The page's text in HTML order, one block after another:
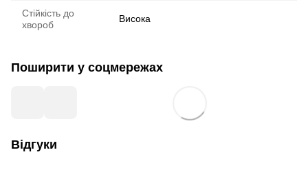
Стійкість до
хвороб
Висока
Поширити у соцмережах
Відгуки